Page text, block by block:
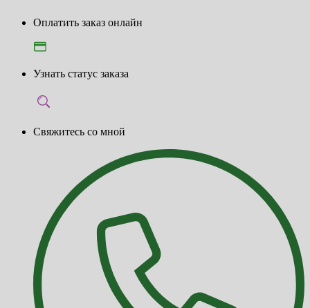
Оплатить заказ онлайн
Узнать статус заказа
Свяжитесь со мной